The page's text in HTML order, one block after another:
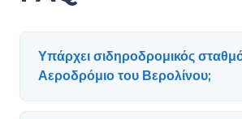
Υπάρχει σιδηροδρομικός
Αεροδρόμιο του Βερολίνου;